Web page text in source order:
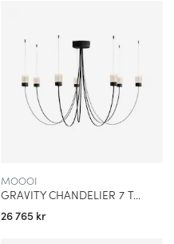
MOOOI
GRAVITY CHANDELIER 7 TAKLAMPA
26 765 kr